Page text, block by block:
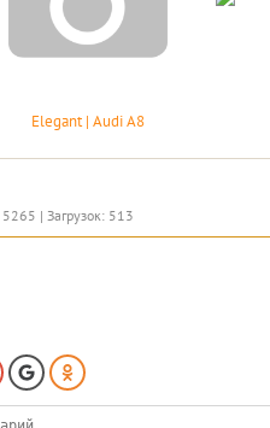
Elegant | Audi A8
5265 | Загрузок: 513